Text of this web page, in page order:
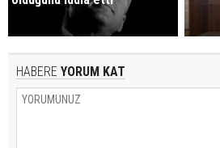
HABERE YORUM KAT